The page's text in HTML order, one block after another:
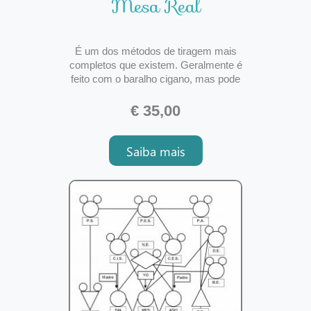
Mesa Real
É um dos métodos de tiragem mais
completos que existem. Geralmente é
feito com o baralho cigano, mas pode
oráculos. O método tem o objetivo de
analisar a sua vida por completo, em
todos os setores possíveis pelos
próximos 3, 6, 9 e 12 meses - o
tempo será decidido pelo es
€ 35,00
Saiba mais